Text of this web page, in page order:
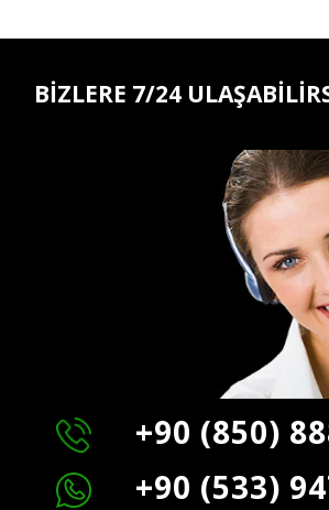
BİZLERE 7/24
+90 (850)
+90 (533)